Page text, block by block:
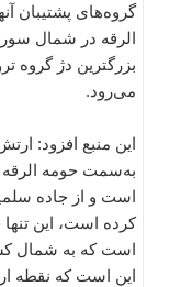
گروه‌های پشتیبان
الرقه در شمال
بزرگترین دژ گروه
می‌رود.
این منبع افزود:
به‌سمت حومه
است و از جاده
کرده است، این
است که به شمال
این است که نقطه